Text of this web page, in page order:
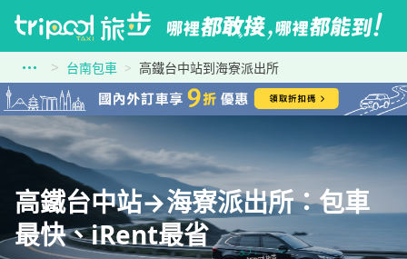
台南包車 高鐵台中站到海寮派出所
高鐵台中站→海寮派出所：包車
最快、iRent最省